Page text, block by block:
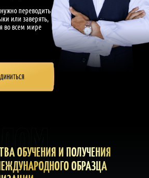
переводить
или заверять,
во всем мире
ОБУЧЕНИЯ И ПОЛУЧЕНИЯ
ОБРАЗЦА